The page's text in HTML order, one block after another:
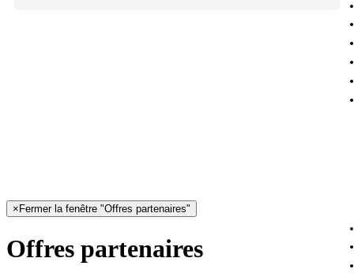
× Fermer la fenêtre "Offres partenaires"
Offres partenaires